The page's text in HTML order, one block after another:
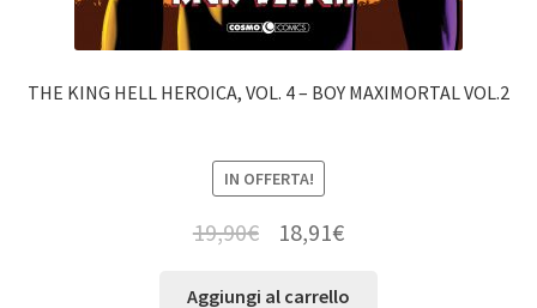
THE KING HELL HEROICA, VOL. 4 – BOY MAXIMORTAL VOL.2
IN OFFERTA!
19,90€ 18,91€
Aggiungi al carrello